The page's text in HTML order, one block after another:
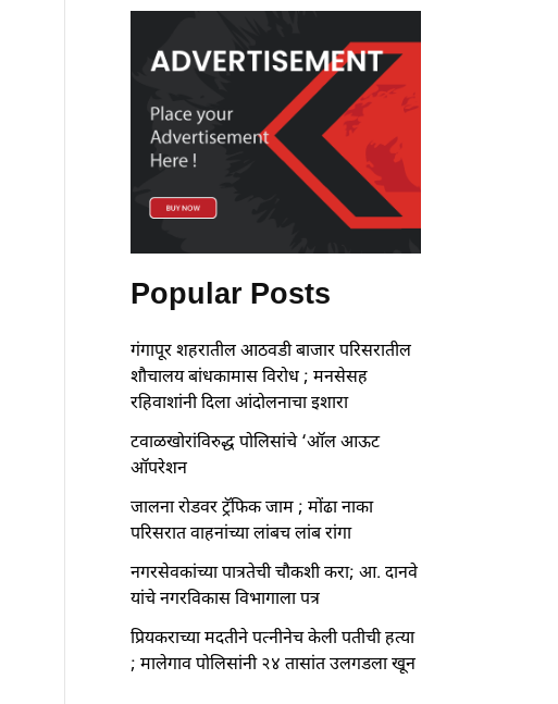
Popular Posts
गंगापूर शहरातील आठवडी बाजार परिसरातील
शौचालय बांधकामास विरोध ; मनसेसह
रहिवाशांनी दिला आंदोलनाचा इशारा
टवाळखोरांविरुद्ध पोलिसांचे ‘ऑल आऊट
ऑपरेशन
जालना रोडवर ट्रॅफिक जाम ; मोंढा नाका
परिसरात वाहनांच्या लांबच लांब रांगा
नगरसेवकांच्या पात्रतेची चौकशी करा; आ. दानवे
यांचे नगरविकास विभागाला पत्र
प्रियकराच्या मदतीने पत्नीनेच केली पतीची हत्या
; मालेगाव पोलिसांनी २४ तासांत उलगडला खून